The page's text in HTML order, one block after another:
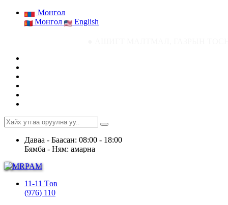
Монгол
Монгол
English
Даваа - Баасан: 08:00 - 18:00
Бямба - Ням: амарна
11-11 Төв
(976) 110